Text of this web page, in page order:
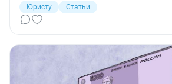
между гражданами или организациями.
Юристу
Статьи